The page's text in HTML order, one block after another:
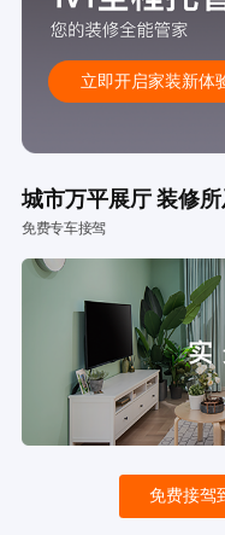
立即开启家装新体
城市万平展厅 装修
免费专车接驾
免费接驾